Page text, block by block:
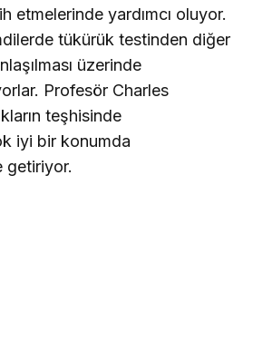
etmelerinde yardımcı oluyor.
tükürük testinden diğer
üzerinde
Profesör Charles
teşhisinde
iyi bir konumda
getiriyor.